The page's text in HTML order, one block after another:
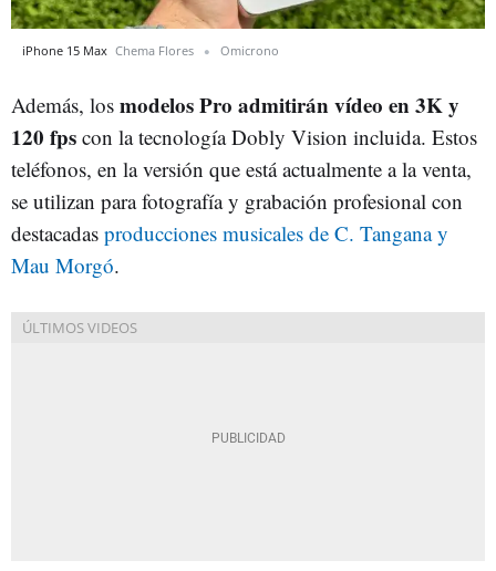
iPhone 15 Max Chema Flores Omicrono
Además, los modelos Pro admitirán vídeo en 3K y
120 fps con la tecnología Dobly Vision incluida. Estos
teléfonos, en la versión que está actualmente a la venta,
se utilizan para fotografía y grabación profesional con
destacadas producciones musicales de C. Tangana y
Mau Morgó.